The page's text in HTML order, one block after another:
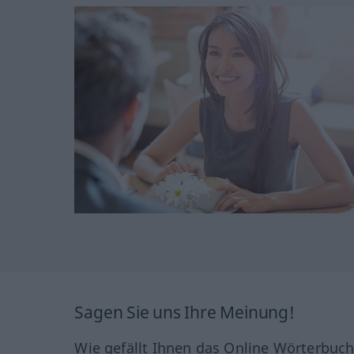
Sagen Sie uns Ihre Meinung!
Wie gefällt Ihnen das Online